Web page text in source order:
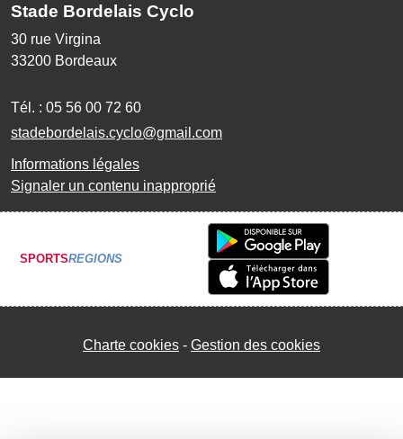
Stade Bordelais Cyclo
30 rue Virgina
33200 Bordeaux
Tél. : 05 56 00 72 60
stadebordelais.cyclo@gmail.com
Informations légales
Signaler un contenu inapproprié
SPORTSREGIONS
Charte cookies Gestion des cookies